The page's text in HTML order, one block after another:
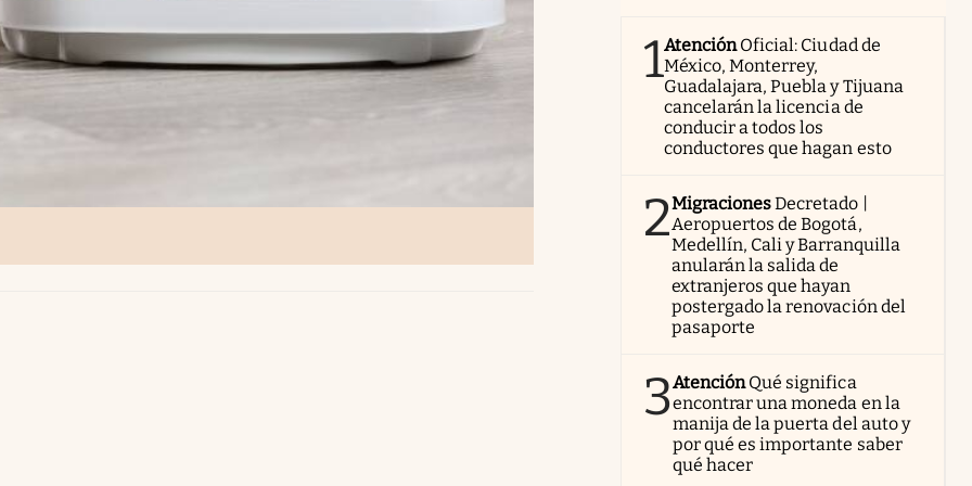
1AtenciónOficial: Ciudad de
México, Monterrey,
Guadalajara, Puebla y Tijuana
cancelarán la licencia de
conducir a todos los
conductores que hagan esto
2MigracionesDecretado |
Aeropuertos de Bogotá,
Medellín, Cali y Barranquilla
anularán la salida de
extranjeros que hayan
postergado la renovación del
pasaporte
3AtenciónQué significa
encontrar una moneda en la
manija de la puerta del auto y
por qué es importante saber
qué hacer